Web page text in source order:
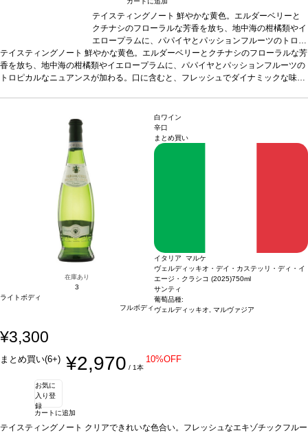
テイスティングノート鮮やかな黄色。エルダーベリーと
クチナシのフローラルな芳香を放ち、地中海の柑橘類やイ
エロープラムに、パパイヤとパッションフルーツのトロピ
カルなニュアンスが加わる。口に含むと、フレッシュでダ
イナミックな味わいが広がり、程よい酸味とほのかな苦味
の余韻に、黄桃、ホワイトカラント、グレープフルーツの
のエビのソテー、レモングラスとナンプラー風味のベトナ
ム風ポークチョップなどと好相性
ィーノ 60%、ソーヴィニヨン・ブラン 40%
ージが在庫切れの場合、在庫があり価格が同様の場合は自
テイスティングノート 鮮やかな黄色。エルダーベリーとクチナシのフローラルな芳
香を放ち、地中海の柑橘類やイエロープラムに、パパイヤとパッションフルーツの
トロピカルなニュアンスが加わる。口に含むと、フレッシュでダイナミックな味わ
オレンジと生姜風味のエビのソテー、レモングラスと
ナンプラー風味のベトナム風ポークチョップなどと好相性
ィーノ 60%、ソーヴィニヨン・ブラン 40%*本ヴィンテージが在庫切れの場合、在
庫があり価格が同様の場合は自動的に次のヴィンテージに変更されます、ご了承く
在庫あり
3
ライトボディ
フルボディ
白ワイン
辛口
まとめ買い
イタリア マルケ
ヴェルディッキオ・デイ・カステッリ・ディ・イ
エージ・クラシコ (2025)750ml
サンティ
葡萄品種:
ヴェルディッキオ, マルヴァジア
¥3,300
まとめ買い(6+) ¥2,970 / 1本
10%OFF
お気に
入り登
録
カートに追加
テイスティングノート クリアできれいな色合い。フレッシュなエキゾチックフルー